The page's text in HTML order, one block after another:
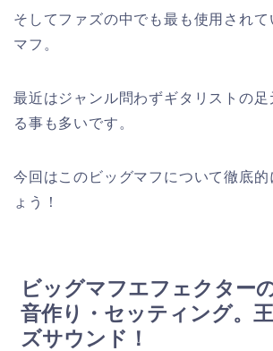
そしてファズの中でも最も使用され
マフ。
最近はジャンル問わずギタリストの足
る事も多いです。
今回はこのビッグマフについて徹底的
ょう！
ビッグマフエフェクター
音作り・セッティング。
ズサウンド！